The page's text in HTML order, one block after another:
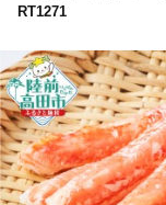
RT1271